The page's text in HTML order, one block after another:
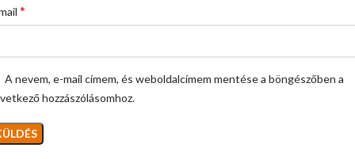
*
A nevem, e-mail címem, és weboldalcímem mentése a böngészőben a
hozzászólásomhoz.